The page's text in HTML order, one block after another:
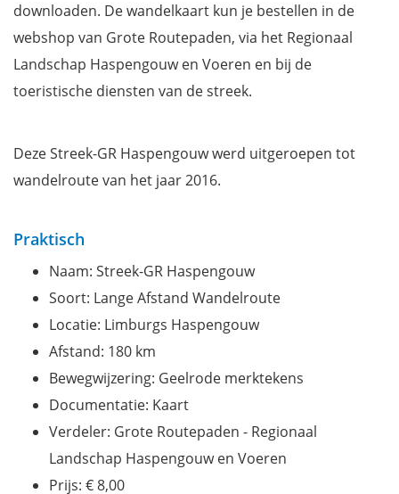
downloaden. De wandelkaart kun je bestellen in de
webshop van Grote Routepaden, via het Regionaal
Landschap Haspengouw en Voeren en bij de
toeristische diensten van de streek.
Deze Streek-GR Haspengouw werd uitgeroepen tot
wandelroute van het jaar 2016.
Praktisch
Naam: Streek-GR Haspengouw
Soort: Lange Afstand Wandelroute
Locatie: Limburgs Haspengouw
Afstand: 180 km
Bewegwijzering: Geelrode merktekens
Documentatie: Kaart
Verdeler: Grote Routepaden - Regionaal
Landschap Haspengouw en Voeren
Prijs: € 8,00